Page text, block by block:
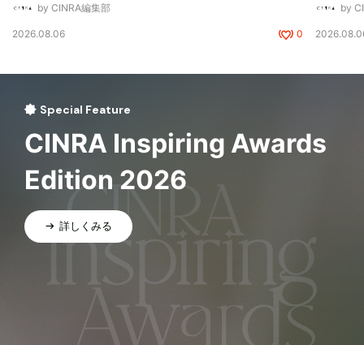
by CINRA編集部
2026.08.06 0
by
Special Feature
CINRA Inspiring Awards
Edition 2026
詳しくみる